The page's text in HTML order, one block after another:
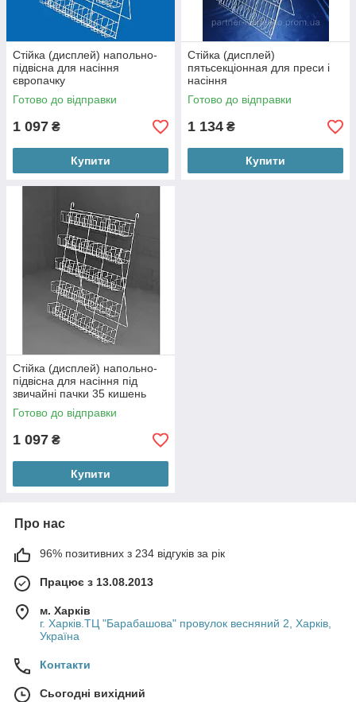
Стійка (дисплей) напольно-
підвісна для насіння
європачку
Готово до відправки
1 097 ₴
Купити
Стійка (дисплей)
пятьсекціонная для преси і
насіння
Готово до відправки
1 134 ₴
Купити
Стійка (дисплей) напольно-
підвісна для насіння під
звичайні пачки 35 кишень
Готово до відправки
1 097 ₴
Купити
Про нас
96% позитивних з 234 відгуків за рік
Працює з 13.08.2013
м. Харків
г. Харків.ТЦ "Барабашова" провулок весняний 2, Харків,
Україна
Контакти
Сьогодні вихідний